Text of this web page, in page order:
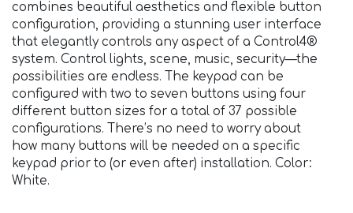
combines beautiful aesthetics and flexible button
configuration, providing a stunning user interface
that elegantly controls any aspect of a Control4®
system. Control lights, scene, music, security—the
possibilities are endless. The keypad can be
configured with two to seven buttons using four
different button sizes for a total of 37 possible
configurations. There’s no need to worry about
how many buttons will be needed on a specific
keypad prior to (or even after) installation. Color:
White.